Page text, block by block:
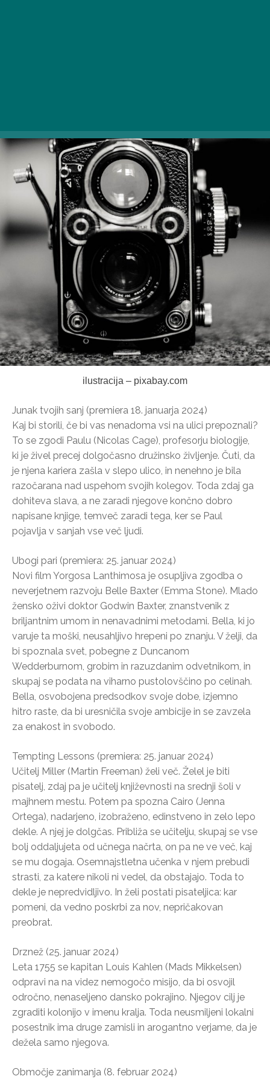
ilustracija – pixabay.com
Junak tvojih sanj (premiera 18. januarja 2024)
Kaj bi storili, če bi vas nenadoma vsi na ulici prepoznali?
To se zgodi Paulu (Nicolas Cage), profesorju biologije,
ki je živel precej dolgočasno družinsko življenje. Čuti, da
je njena kariera zašla v slepo ulico, in nenehno je bila
razočarana nad uspehom svojih kolegov. Toda zdaj ga
dohiteva slava, a ne zaradi njegove končno dobro
napisane knjige, temveč zaradi tega, ker se Paul
pojavlja v sanjah vse več ljudi.
Ubogi pari (premiera: 25. januar 2024)
Novi film Yorgosa Lanthimosa je osupljiva zgodba o
neverjetnem razvoju Belle Baxter (Emma Stone). Mlado
žensko oživi doktor Godwin Baxter, znanstvenik z
briljantnim umom in nenavadnimi metodami. Bella, ki jo
varuje ta moški, neusahljivo hrepeni po znanju. V želji, da
bi spoznala svet, pobegne z Duncanom
Wedderburnom, grobim in razuzdanim odvetnikom, in
skupaj se podata na viharno pustolovščino po celinah.
Bella, osvobojena predsodkov svoje dobe, izjemno
hitro raste, da bi uresničila svoje ambicije in se zavzela
za enakost in svobodo.
Tempting Lessons (premiera: 25. januar 2024)
Učitelj Miller (Martin Freeman) želi več. Želel je biti
pisatelj, zdaj pa je učitelj književnosti na srednji šoli v
majhnem mestu. Potem pa spozna Cairo (Jenna
Ortega), nadarjeno, izobraženo, edinstveno in zelo lepo
dekle. A njej je dolgčas. Približa se učitelju, skupaj se vse
bolj oddaljujeta od učnega načrta, on pa ne ve več, kaj
se mu dogaja. Osemnajstletna učenka v njem prebudi
strasti, za katere nikoli ni vedel, da obstajajo. Toda to
dekle je nepredvidljivo. In želi postati pisateljica: kar
pomeni, da vedno poskrbi za nov, nepričakovan
preobrat.
Drznež (25. januar 2024)
Leta 1755 se kapitan Louis Kahlen (Mads Mikkelsen)
odpravi na na videz nemogočo misijo, da bi osvojil
odročno, nenaseljeno dansko pokrajino. Njegov cilj je
zgraditi kolonijo v imenu kralja. Toda neusmiljeni lokalni
posestnik ima druge zamisli in arogantno verjame, da je
dežela samo njegova.
Območje zanimanja (8. februar 2024)